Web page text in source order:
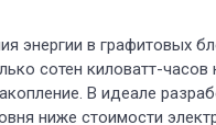
энергии в графитовых
сотен киловатт-
В идеале
ниже стоимости